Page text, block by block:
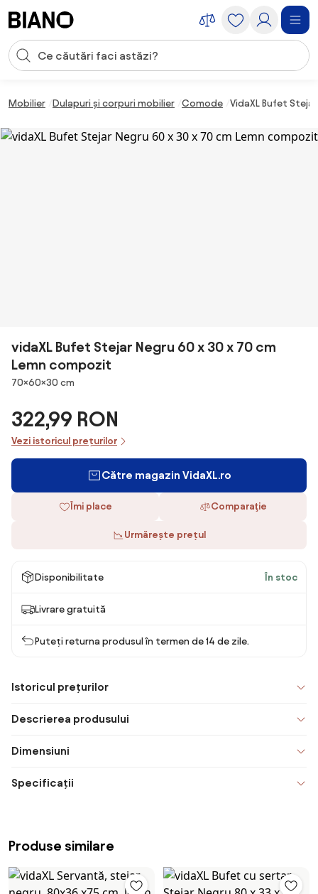
Introducerea căutării
Mobilier Dulapuri și corpuri mobilier Comode VidaXL Bufet
vidaXL Bufet Stejar Negru 60 x 30 x 70 cm
Lemn compozit
Dimensiuni
70×60×30 cm
322,99 RON
Vezi istoricul prețurilor
Către magazin VidaXL.ro
Îmi place Comparaţie
Urmărește prețul
Disponibilitate În stoc
Livrare gratuită
Puteți returna produsul în termen de 14 de zile.
Istoricul prețurilor
Descrierea produsului
Dimensiuni
Specificații
Produse similare